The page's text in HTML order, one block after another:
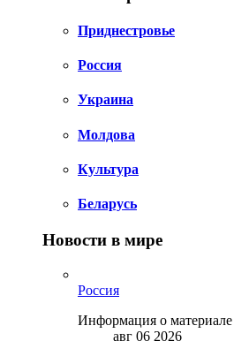
Приднестровье
Россия
Украина
Молдова
Культура
Беларусь
Новости в мире
Россия
Информация о материале
авг 06 2026